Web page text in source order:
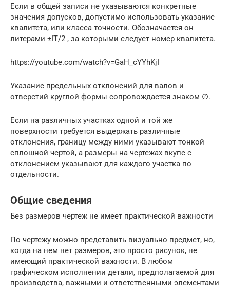
Если в общей записи не указываются конкретные
значения допусков, допустимо использовать указание
квалитета, или класса точности. Обозначается он
литерами ±IT/2 , за которыми следует номер квалитета.
https://youtube.com/watch?v=GaH_cYYhKjI
Указание предельных отклонений для валов и
отверстий круглой формы сопровождается знаком ∅.
Если на различных участках одной и той же
поверхности требуется выдержать различные
отклонения, границу между ними указывают тонкой
сплошной чертой, а размеры на чертежах вкупе с
отклонением указывают для каждого участка по
отдельности.
Общие сведения
Без размеров чертеж не имеет практической важности
По чертежу можно представить визуально предмет, но,
когда на нем нет размеров, это просто рисунок, не
имеющий практической важности. В любом
графическом исполнении детали, предполагаемой для
производства, важными и ответственными элементами